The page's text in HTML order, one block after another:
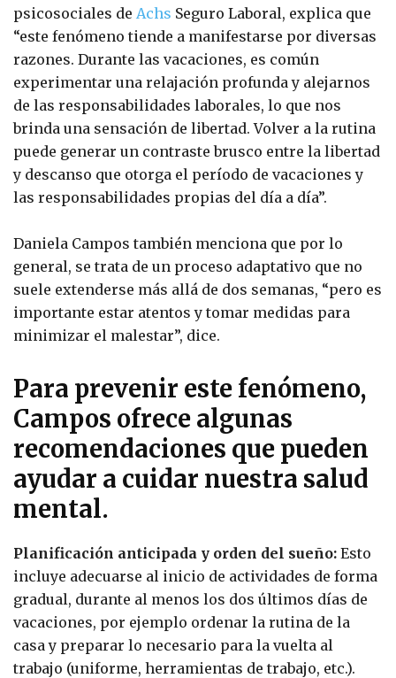
psicosociales de Achs Seguro Laboral, explica que
“este fenómeno tiende a manifestarse por diversas
razones. Durante las vacaciones, es común
experimentar una relajación profunda y alejarnos
de las responsabilidades laborales, lo que nos
brinda una sensación de libertad. Volver a la rutina
puede generar un contraste brusco entre la libertad
y descanso que otorga el período de vacaciones y
las responsabilidades propias del día a día”.
Daniela Campos también menciona que por lo
general, se trata de un proceso adaptativo que no
suele extenderse más allá de dos semanas, “pero es
importante estar atentos y tomar medidas para
minimizar el malestar”, dice.
Para prevenir este fenómeno,
Campos ofrece algunas
recomendaciones que pueden
ayudar a cuidar nuestra salud
mental.
Planificación anticipada y orden del sueño: Esto
incluye adecuarse al inicio de actividades de forma
gradual, durante al menos los dos últimos días de
vacaciones, por ejemplo ordenar la rutina de la
casa y preparar lo necesario para la vuelta al
trabajo (uniforme, herramientas de trabajo, etc.).